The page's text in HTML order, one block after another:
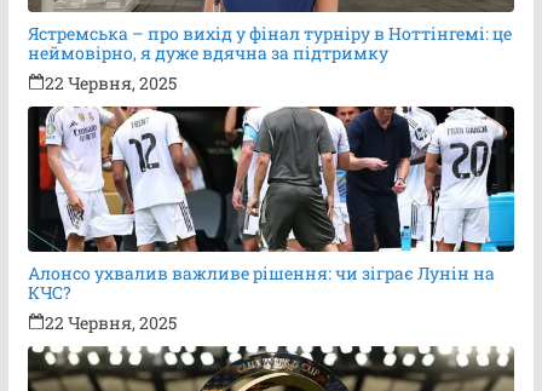
Ястремська – про вихід у фінал турніру в Ноттінгемі: це
неймовірно, я дуже вдячна за підтримку
22 Червня, 2025
Алонсо ухвалив важливе рішення: чи зіграє Лунін на
КЧС?
22 Червня, 2025